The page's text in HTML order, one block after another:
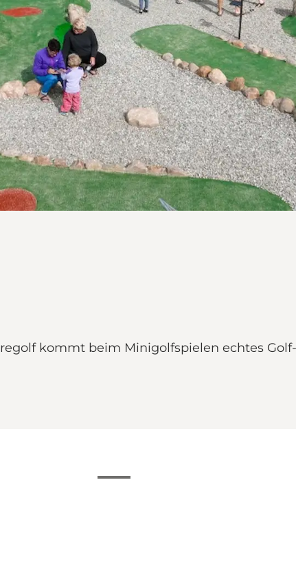
kommt beim Minigolfspielen echtes